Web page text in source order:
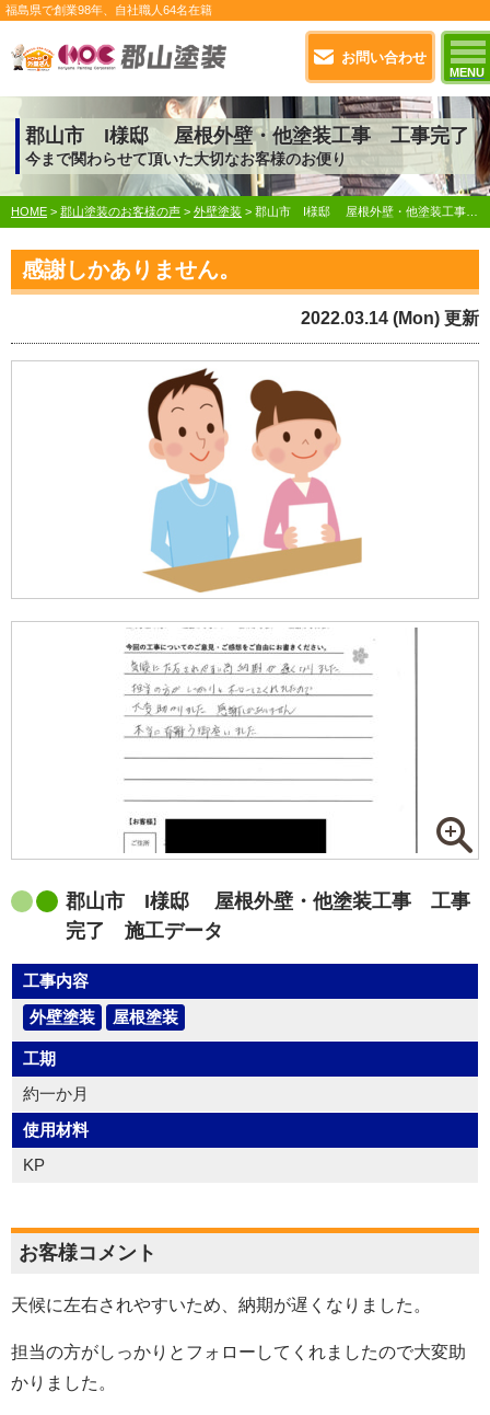
お問い合わせ
MENU
福島県で創業98年 、自社職人 64名在籍
郡山市 I様邸 屋根外壁・他塗装工事 工事完了
今まで関わらせて頂いた大切なお客様のお便り
HOME > 郡山塗装のお客様の声 > 外壁塗装 > 郡山市 I様邸 屋根外壁・他塗装工事 工事完了
感謝しかありません。
2022.03.14 (Mon) 更新
郡山市 I様邸 屋根外壁・他塗装工事 工事
完了 施工データ
工事内容
外壁塗装
屋根塗装
工期
約一か月
使用材料
KP
お客様コメント
天候に左右されやすいため、納期が遅くなりました。
担当の方がしっかりとフォローしてくれましたので大変助
かりました。